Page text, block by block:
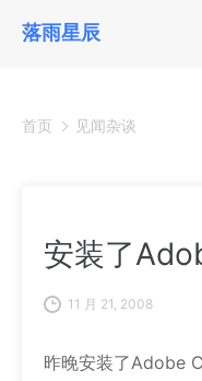
落雨星辰
首页 见闻杂谈
安装了
11 月 21, 2008
昨晚安装了Adobe